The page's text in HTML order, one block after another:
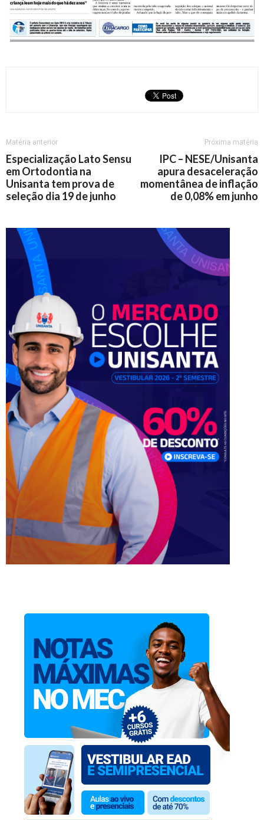
Matéria anterior
Especialização Lato Sensu
em Ortodontia na
Unisanta tem prova de
seleção dia 19 de junho
Próxima matéria
IPC – NESE/Unisanta
apura desaceleração
momentânea de inflação
de 0,08% em junho